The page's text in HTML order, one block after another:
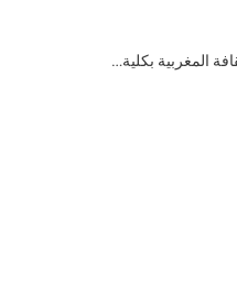
المغربية بكلية…